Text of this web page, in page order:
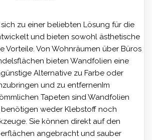
zu einer beliebten Lösung für die
und bieten sowohl ästhetische
Vorteile. Von Wohnräumen über Büros
bieten Wandfolien eine
Alternative zu Farbe oder
und zu entfernenIm
Tapeten sind Wandfolien
weder Klebstoff noch
Sie können direkt auf den
angebracht und sauber